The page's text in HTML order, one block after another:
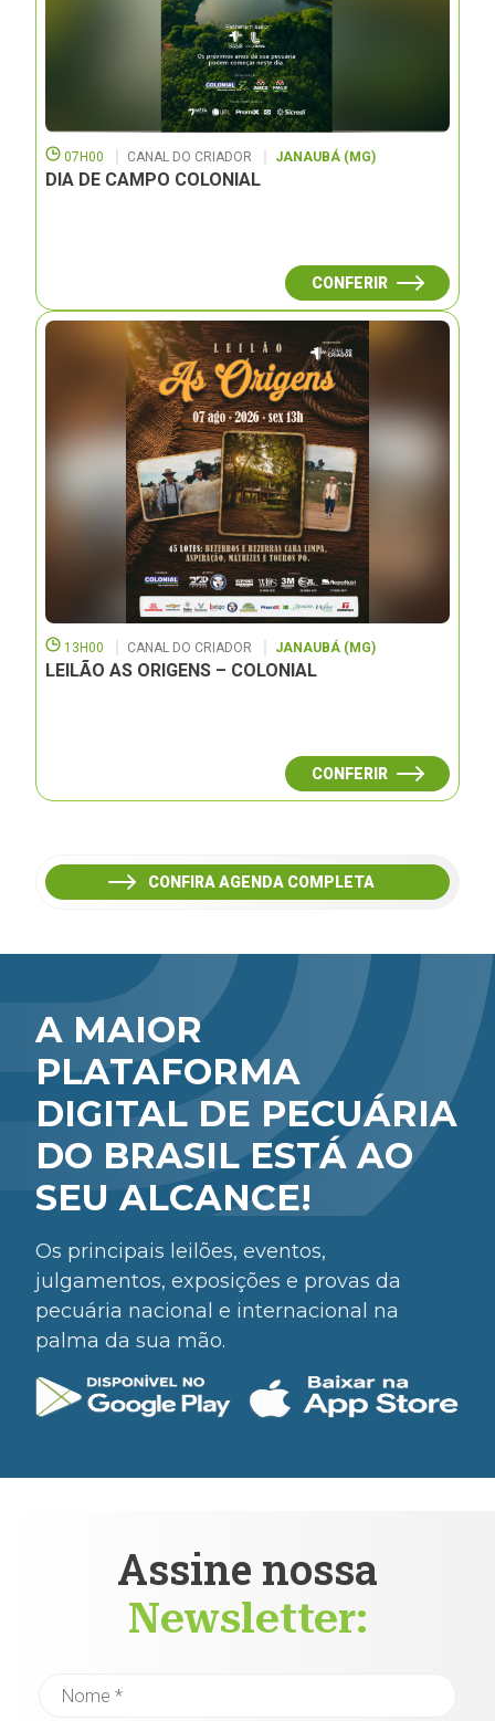
07H00 CANAL DO CRIADOR JANAUBÁ (MG)
DIA DE CAMPO COLONIAL
CONFERIR
13H00 CANAL DO CRIADOR JANAUBÁ (MG)
LEILÃO AS ORIGENS – COLONIAL
CONFERIR
CONFIRA AGENDA COMPLETA
A MAIOR
PLATAFORMA
DIGITAL DE PECUÁRIA
DO BRASIL ESTÁ AO
SEU ALCANCE!
Os principais leilões, eventos,
julgamentos, exposições e provas da
pecuária nacional e internacional na
palma da sua mão.
Assine nossa
Newsletter: